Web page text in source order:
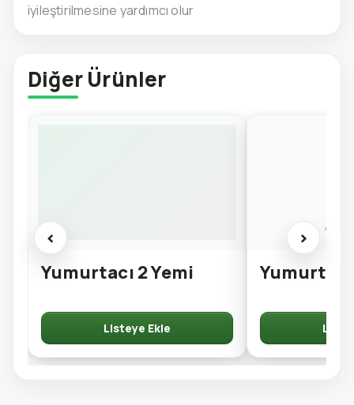
iyileştirilmesine yardımcı olur
Diğer Ürünler
‹
Yumurtacı 2 Yemi
Listeye Ekle
Yumurtacı
›